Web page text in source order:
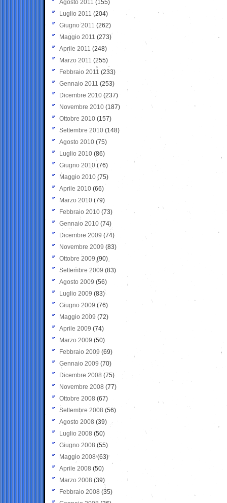
Agosto 2011 (155)
Luglio 2011 (204)
Giugno 2011 (262)
Maggio 2011 (273)
Aprile 2011 (248)
Marzo 2011 (255)
Febbraio 2011 (233)
Gennaio 2011 (253)
Dicembre 2010 (237)
Novembre 2010 (187)
Ottobre 2010 (157)
Settembre 2010 (148)
Agosto 2010 (75)
Luglio 2010 (86)
Giugno 2010 (76)
Maggio 2010 (75)
Aprile 2010 (66)
Marzo 2010 (79)
Febbraio 2010 (73)
Gennaio 2010 (74)
Dicembre 2009 (74)
Novembre 2009 (83)
Ottobre 2009 (90)
Settembre 2009 (83)
Agosto 2009 (56)
Luglio 2009 (83)
Giugno 2009 (76)
Maggio 2009 (72)
Aprile 2009 (74)
Marzo 2009 (50)
Febbraio 2009 (69)
Gennaio 2009 (70)
Dicembre 2008 (75)
Novembre 2008 (77)
Ottobre 2008 (67)
Settembre 2008 (56)
Agosto 2008 (39)
Luglio 2008 (50)
Giugno 2008 (55)
Maggio 2008(63)
Aprile 2008 (50)
Marzo 2008 (39)
Febbraio 2008 (35)